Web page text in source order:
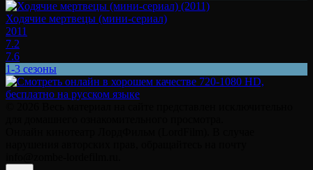
Ходячие мертвецы (мини-сериал)
2011
7.2
7.6
1-3 сезоны